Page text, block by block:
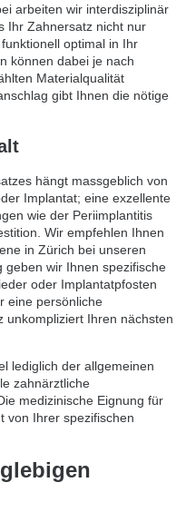
arbeiten wir interdisziplinär
Ihr Zahnersatz nicht nur
optimal in Ihr
können dabei je nach
Materialqualität
gibt Ihnen die nötige
hängt massgeblich von
Implantat; eine exzellente
wie der Periimplantitis
Wir empfehlen Ihnen
in Zürich bei unseren
geben wir Ihnen spezifische
oder Implantatpfosten
eine persönliche
unkompliziert Ihren nächsten
lediglich der allgemeinen
zahnärztliche
medizinische Eignung für
von Ihrer spezifischen